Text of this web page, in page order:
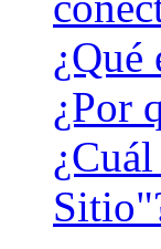
¿Qué
¿Por